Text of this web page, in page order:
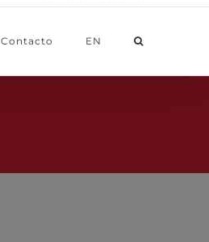
Contacto EN